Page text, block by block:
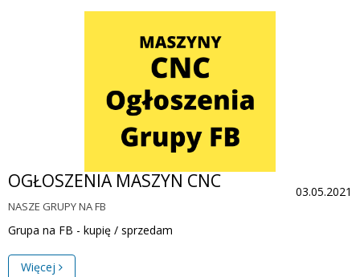
03.05.2021
OGŁOSZENIA MASZYN CNC
NASZE GRUPY NA FB
Grupa na FB - kupię / sprzedam
Więcej